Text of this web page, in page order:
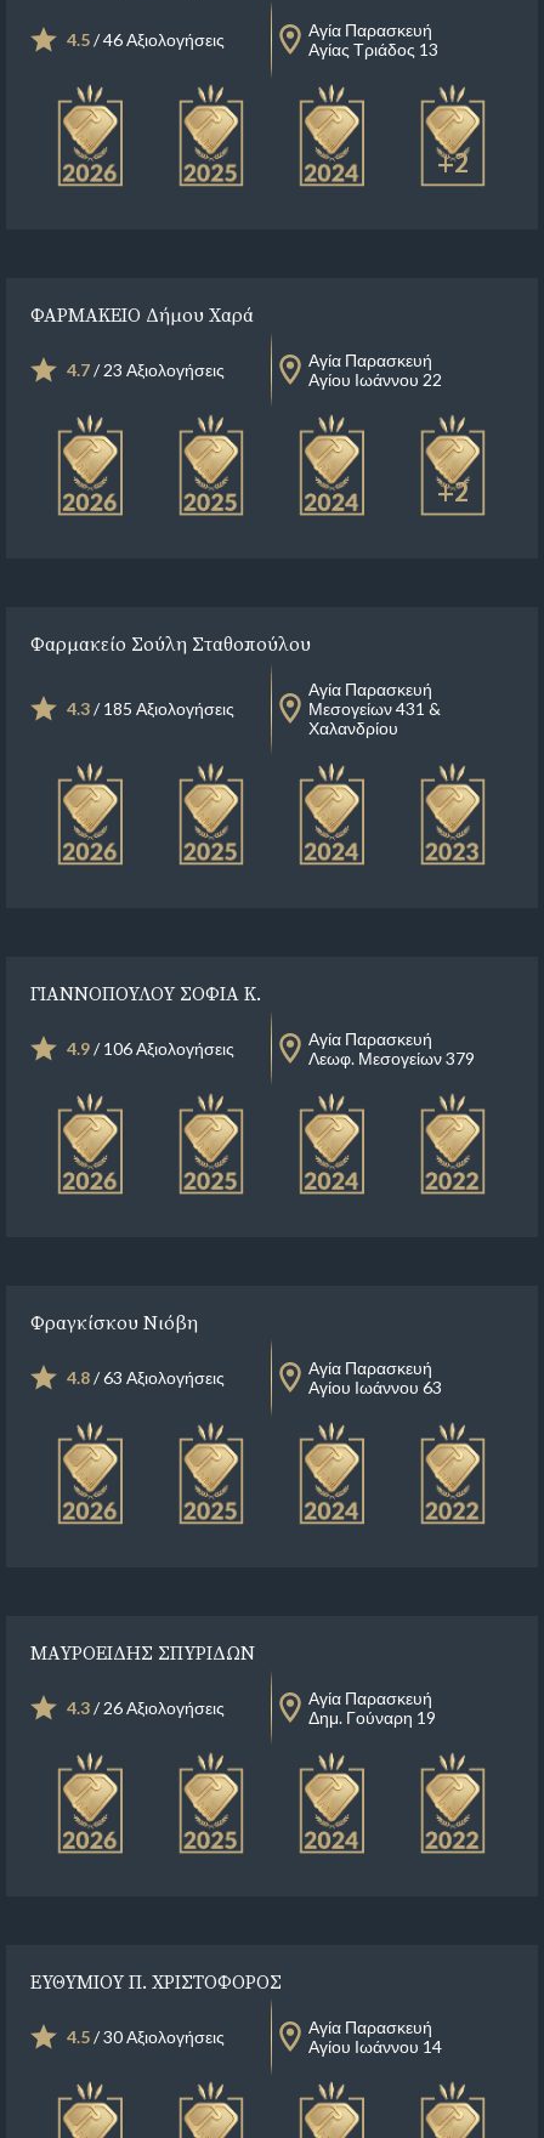
4.5/ 46 Αξιολογήσεις
Αγία Παρασκευή
Αγίας Τριάδος 13
+2
ΦΑΡΜΑΚΕΙΟ Δήμου Χαρά
4.7/ 23 Αξιολογήσεις
Αγία Παρασκευή
Αγίου Ιωάννου 22
+2
Φαρμακείο Σούλη Σταθοπούλου
4.3/ 185 Αξιολογήσεις
Αγία Παρασκευή
Μεσογείων 431 &
Χαλανδρίου
ΓΙΑΝΝΟΠΟΥΛΟΥ ΣΟΦΙΑ Κ.
4.9/ 106 Αξιολογήσεις
Αγία Παρασκευή
Λεωφ. Μεσογείων 379
Φραγκίσκου Νιόβη
4.8/ 63 Αξιολογήσεις
Αγία Παρασκευή
Αγίου Ιωάννου 63
ΜΑΥΡΟΕΙΔΗΣ ΣΠΥΡΙΔΩΝ
4.3/ 26 Αξιολογήσεις
Αγία Παρασκευή
Δημ. Γούναρη 19
ΕΥΘΥΜΙΟΥ Π. ΧΡΙΣΤΟΦΟΡΟΣ
4.5/ 30 Αξιολογήσεις
Αγία Παρασκευή
Αγίου Ιωάννου 14